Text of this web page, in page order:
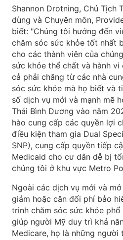
Shannon Drotning, Chủ Tịch
dùng và Chuyên môn,
biết: "Chúng tôi hướng đến
chăm sóc sức khỏe tốt nhất
cho các thành viên của
sức khỏe thể chất và hành
cả phải chăng từ các nhà
sóc sức khỏe mà họ biết và
số dịch vụ mới và mạnh mẽ
Thái Bình Dương vào năm
hào cung cấp các quyền lợi
điều kiện tham gia Dual
SNP), cung cấp quyền tiếp
Medicaid cho cư dân dễ bị
chúng tôi ở khu vực Metro
Ngoài các dịch vụ mới và
giảm hoặc cân đối phí bảo
trình chăm sóc sức khỏe
giúp người Mỹ duy trì khả
Medicare, họ là những